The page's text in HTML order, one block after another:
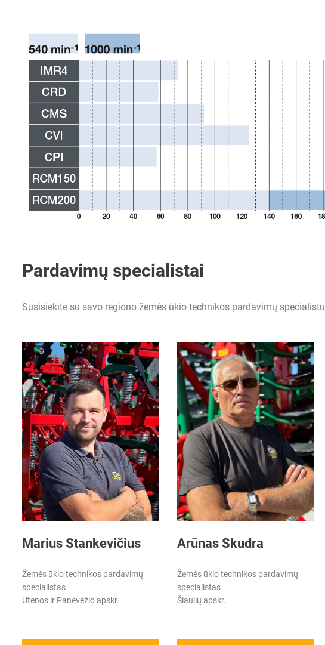
Pardavimų specialistai
Susisiekite su savo regiono žemės ūkio technikos pardavimų specialistu
Marius Stankevičius
Žemės ūkio technikos pardavimų
specialistas
Utenos ir Panevėžio apskr.
Arūnas Skudra
Žemės ūkio technikos pardavimų
specialistas
Šiaulių apskr.